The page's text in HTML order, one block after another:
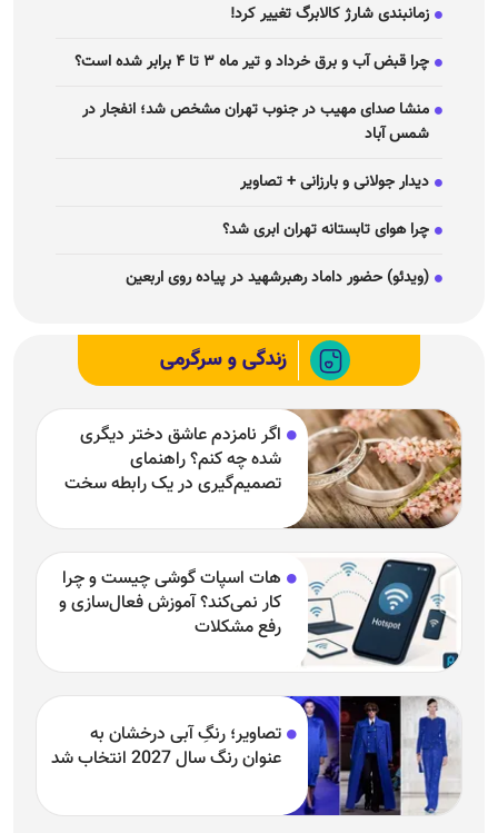
زمانبندی شارژ کالابرگ تغییر کرد!
چرا قبض آب و برق خرداد و تیر ماه ۳ تا ۴ برابر شده است؟
منشا صدای مهیب در جنوب تهران مشخص شد؛ انفجار در
شمس آباد
دیدار جولانی و بارزانی + تصاویر
چرا هوای تابستانه تهران ابری شد؟
(ویدئو) حضور داماد رهبرشهید در پیاده روی اربعین
زندگی و سرگرمی
اگر نامزدم عاشق دختر دیگری
شده چه کنم؟ راهنمای
تصمیم‌گیری در یک رابطه سخت
هات اسپات گوشی چیست و چرا
کار نمی‌کند؟ آموزش فعال‌سازی و
رفع مشکلات
تصاویر؛ رنگِ آبی درخشان به
عنوان رنگ سال 2027 انتخاب شد